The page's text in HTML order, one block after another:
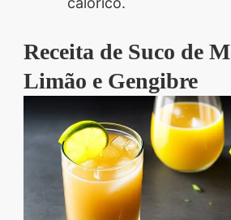
Receita de Suco de
Limão e Gengibre